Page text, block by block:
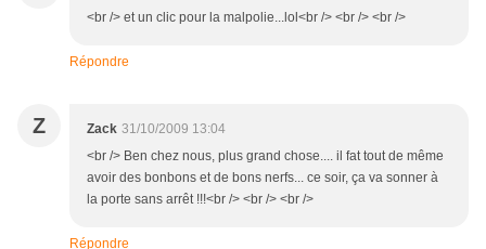
<br /> et un clic pour la malpolie...lol<br /> <br /> <br />
Répondre
Z Zack 31/10/2009 13:04
<br /> Ben chez nous, plus grand chose.... il fat tout de même
avoir des bonbons et de bons nerfs... ce soir, ça va sonner à
la porte sans arrêt !!!<br /> <br /> <br />
Répondre